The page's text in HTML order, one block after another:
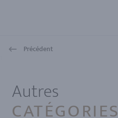
Précédent
Autres
CATÉGORIES